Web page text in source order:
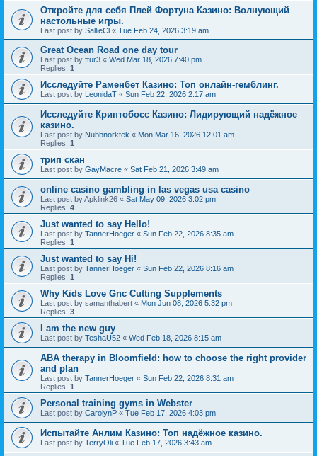
Откройте для себя Плей Фортуна Казино: Волнующий
настольные игры.
Last post by SallieCl « Tue Feb 24, 2026 3:19 am
Great Ocean Road one day tour
Last post by ftur3 « Wed Mar 18, 2026 7:40 pm
Replies: 1
Исследуйте Раменбет Казино: Топ онлайн-гемблинг.
Last post by LeonidaT « Sun Feb 22, 2026 2:17 am
Исследуйте Криптобосс Казино: Лидирующий надёжное
казино.
Last post by Nubbnorktek « Mon Mar 16, 2026 12:01 am
Replies: 1
трип скан
Last post by GayMacre « Sat Feb 21, 2026 3:49 am
online casino gambling in las vegas usa casino
Last post byApklink26 « Sat May 09, 2026 3:02 pm
Replies: 4
Just wanted to say Hello!
Last post by TannerHoeger « Sun Feb 22, 2026 8:35 am
Replies: 1
Just wanted to say Hi!
Last post by TannerHoeger « Sun Feb 22, 2026 8:16 am
Replies: 1
Why Kids Love Gnc Cutting Supplements
Last post by samanthabert « Mon Jun 08, 2026 5:32 pm
Replies: 3
I am the new guy
Last post by TeshaU52 « Wed Feb 18, 2026 8:15 am
ABA therapy in Bloomfield: how to choose the right provider
and plan
Last post by TannerHoeger « Sun Feb 22, 2026 8:31 am
Replies: 1
Personal training gyms in Webster
Last post by CarolynP « Tue Feb 17, 2026 4:03 pm
Испытайте Анлим Казино: Топ надёжное казино.
Last post by TerryOli « Tue Feb 17, 2026 3:43 am